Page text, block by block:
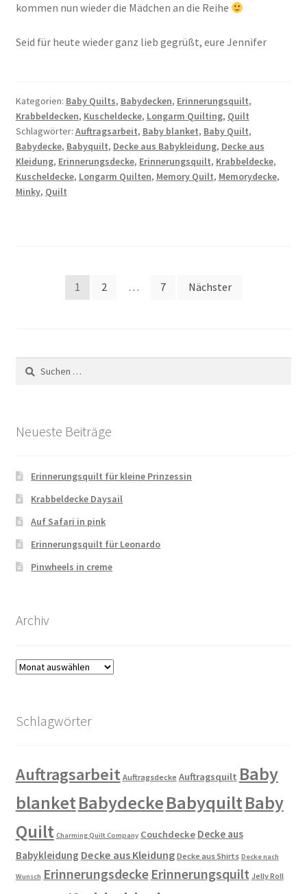
kommen nun wieder die Mädchen an die Reihe
Seid für heute wieder ganz lieb gegrüßt, eure Jennifer
Kategorien: Baby Quilts, Babydecken, Erinnerungsquilt,
Krabbeldecken, Kuscheldecke, Longarm Quilting, Quilt
Schlagwörter: Auftragsarbeit, Baby blanket, Baby Quilt,
Babydecke, Babyquilt, Decke aus Babykleidung, Decke aus
Kleidung, Erinnerungsdecke, Erinnerungsquilt, Krabbeldecke,
Kuscheldecke, Longarm Quilten, Memory Quilt, Memorydecke,
Minky, Quilt
Seitennummerierung
1 2 … 7 Nächster
Suchen
nach:
Neueste Beiträge
Erinnerungsquilt für kleine Prinzessin
Krabbeldecke Daysail
Auf Safari in pink
Erinnerungsquilt für Leonardo
Pinwheels in creme
Archiv
Archiv
Schlagwörter
Auftragsarbeit Auftragsdecke Auftragsquilt Baby
blanketBabydeckeBabyquiltBaby
Quilt Charming Quilt Company Couchdecke Decke aus
Babykleidung Decke aus Kleidung Decke aus Shirts Decke nach
Wunsch Erinnerungsdecke Erinnerungsquilt Jelly Roll